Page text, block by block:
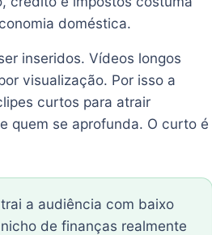
doméstica.
inseridos. Vídeos longos
visualização. Por isso a
curtos para atrair
quem se aprofunda. O curto é
a audiência com baixo
de finanças realmente